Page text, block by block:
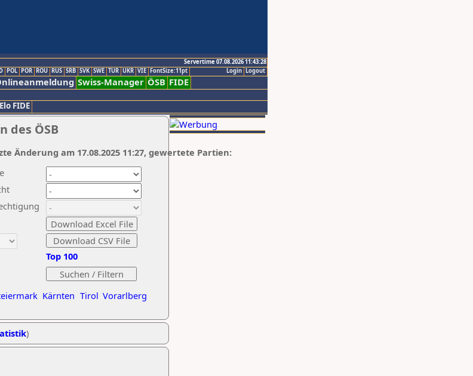
Servertime 07.08.2026 11:43:28
Logout
Login
POL POR ROU RUS SRB SVK SWE TUR UKR VIE FontSize:11pt
Swiss-Manager ÖSB FIDE
Elo FIDE
des ÖSB
Kärnten Tirol Vorarlberg
Top 100
Änderung am 17.08.2025 11:27, gewertete Partien:
)